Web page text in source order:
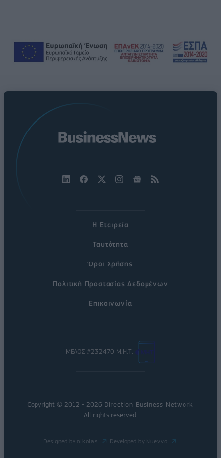
Η Εταιρεία
Ταυτότητα
Όροι Χρήσης
Πολιτική Προστασίας Δεδομένων
Επικοινωνία
ΜΕΛΟΣ #232470 Μ.Η.Τ.
Copyright © 2012 - 2026 Direction Business Network
All rights reserved.
Designed by nikolas Developed by Nuevvo